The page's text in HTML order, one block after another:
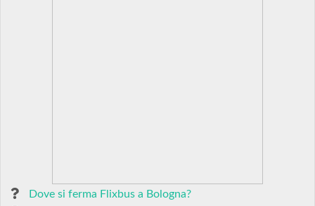
Dove si ferma Flixbus a Bologna?